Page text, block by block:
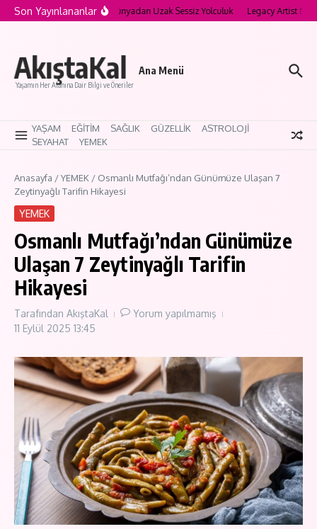
İçeriğe atla
Son Yayınlananlar
Saklı Köyleri: Modern Dünyadan Uzak Sessiz Yolculuk Legacy Artist
AkıştaKal
Yaşamın Her Alanına Dair Bilgi ve Öneriler
Ana Menü
YAŞAM EĞİTİM SAĞLIK GÜZELLİK
ASTROLOJİ
SEYAHAT
YEMEK
Anasayfa /YEMEK / Osmanlı Mutfağı’ndan Günümüze Ulaşan 7
Zeytinyağlı Tarifin Hikayesi
YEMEK
Osmanlı Mutfağı’ndan Günümüze
Ulaşan 7 Zeytinyağlı Tarifin
Hikayesi
Tarafından AkıştaKal
Yorum yapılmamış
11 Eylül 2025 13:45